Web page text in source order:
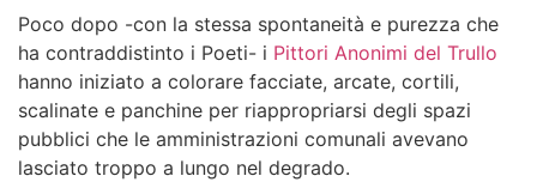
Poco dopo -con la stessa spontaneità e purezza che
ha contraddistinto i Poeti- i Pittori Anonimi del Trullo
hanno iniziato a colorare facciate, arcate, cortili,
scalinate e panchine per riappropriarsi degli spazi
pubblici che le amministrazioni comunali avevano
lasciato troppo a lungo nel degrado.